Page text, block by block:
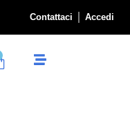
Contattaci Accedi